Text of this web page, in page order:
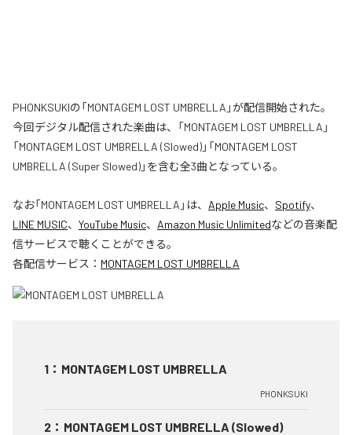
PHONKSUKIの「MONTAGEM LOST UMBRELLA」が配信開始された。
今回デジタル配信された楽曲は、「MONTAGEM LOST UMBRELLA」
「MONTAGEM LOST UMBRELLA (Slowed)」「MONTAGEM LOST
UMBRELLA (Super Slowed)」を含む全3曲となっている。
なお「MONTAGEM LOST UMBRELLA 」は、 Apple Music、 Spotify、
LINE MUSIC、 YouTube Music、 Amazon Music Unlimitedなどの音楽配
信サービスで聴くことができる。
各配信サービス： MONTAGEM LOST UMBRELLA
1 ： MONTAGEM LOST UMBRELLA
PHONKSUKI
2 ： MONTAGEM LOST UMBRELLA (Slowed)